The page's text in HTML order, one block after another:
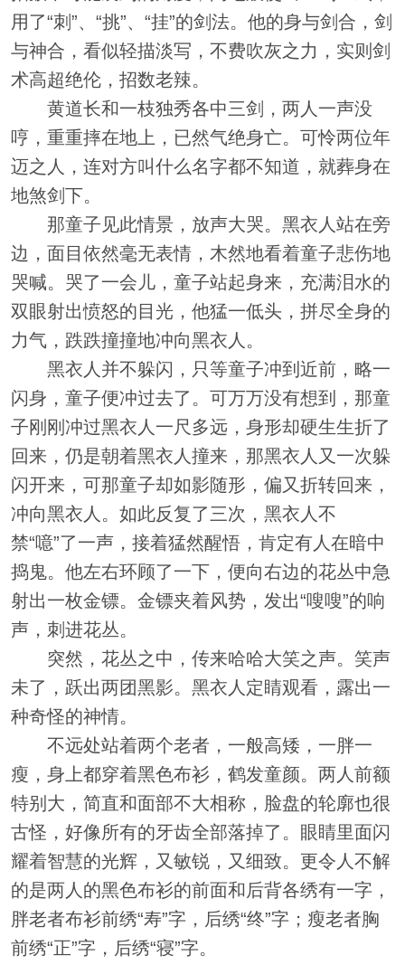
用了“刺”、“挑”、“挂”的剑法。他的身与剑合，剑
与神合，看似轻描淡写，不费吹灰之力，实则剑
术高超绝伦，招数老辣。
黄道长和一枝独秀各中三剑，两人一声没
哼，重重摔在地上，已然气绝身亡。可怜两位年
迈之人，连对方叫什么名字都不知道，就葬身在
地煞剑下。
那童子见此情景，放声大哭。黑衣人站在旁
边，面目依然毫无表情，木然地看着童子悲伤地
哭喊。哭了一会儿，童子站起身来，充满泪水的
双眼射出愤怒的目光，他猛一低头，拼尽全身的
力气，跌跌撞撞地冲向黑衣人。
黑衣人并不躲闪，只等童子冲到近前，略一
闪身，童子便冲过去了。可万万没有想到，那童
子刚刚冲过黑衣人一尺多远，身形却硬生生折了
回来，仍是朝着黑衣人撞来，那黑衣人又一次躲
闪开来，可那童子却如影随形，偏又折转回来，
冲向黑衣人。如此反复了三次，黑衣人不
禁“噫”了一声，接着猛然醒悟，肯定有人在暗中
捣鬼。他左右环顾了一下，便向右边的花丛中急
射出一枚金镖。金镖夹着风势，发出“嗖嗖”的响
声，刺进花丛。
突然，花丛之中，传来哈哈大笑之声。笑声
未了，跃出两团黑影。黑衣人定睛观看，露出一
种奇怪的神情。
不远处站着两个老者，一般高矮，一胖一
瘦，身上都穿着黑色布衫，鹤发童颜。两人前额
特别大，简直和面部不大相称，脸盘的轮廓也很
古怪，好像所有的牙齿全部落掉了。眼睛里面闪
耀着智慧的光辉，又敏锐，又细致。更令人不解
的是两人的黑色布衫的前面和后背各绣有一字，
胖老者布衫前绣“寿”字，后绣“终”字；瘦老者胸
前绣“正”字，后绣“寝”字。